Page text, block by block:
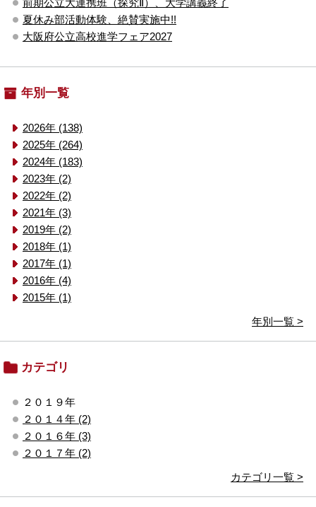
夏休み部活動体験、絶賛実施中!!
大阪府公立高校進学フェア2027
年別一覧
2026年 (138)
2025年 (264)
2024年 (183)
2023年 (2)
2022年 (2)
2021年 (3)
2019年 (2)
2018年 (1)
2017年 (1)
2016年 (4)
2015年 (1)
年別一覧 >
カテゴリ
２０１９年
２０１４年 (2)
２０１６年 (3)
２０１７年 (2)
カテゴリ一覧 >